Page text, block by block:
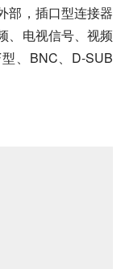
部，插口型连接器
、电视信号、视频
、BNC、D-SUB